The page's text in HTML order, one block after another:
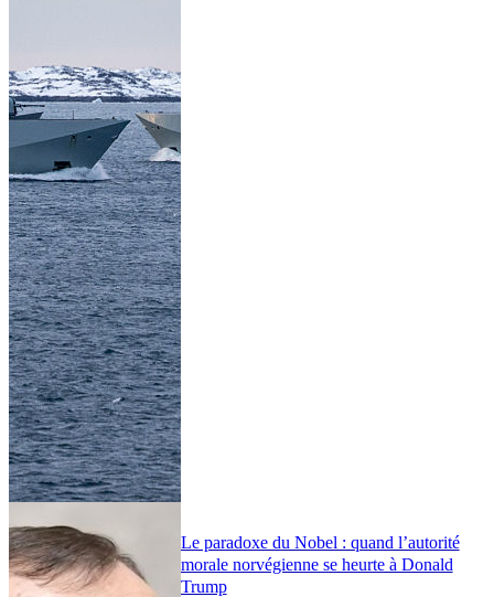
Le paradoxe du Nobel : quand l’autorité
morale norvégienne se heurte à Donald
Trump